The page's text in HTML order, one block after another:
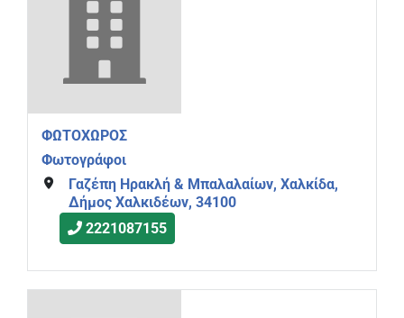
ΦΩΤΟΧΩΡΟΣ
Φωτογράφοι
Γαζέπη Ηρακλή & Μπαλαλαίων, Χαλκίδα,
Δήμος Χαλκιδέων, 34100
2221087155